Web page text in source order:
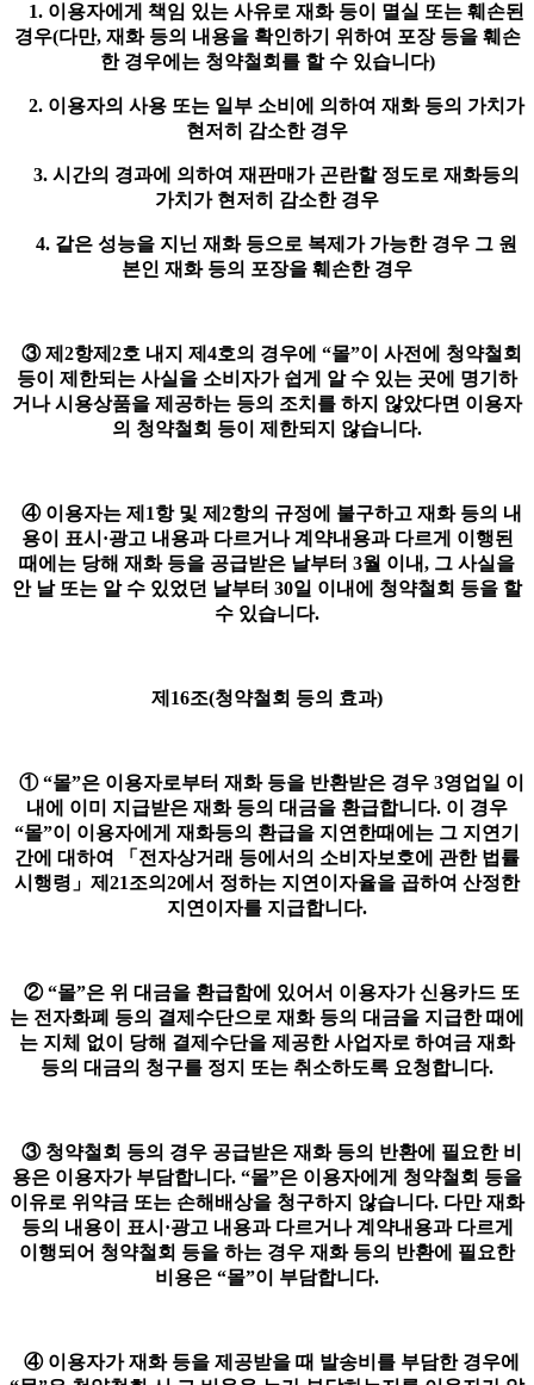
1. 이용자에게 책임 있는 사유로 재화 등이 멸실 또는 훼손된
경우(다만, 재화 등의 내용을 확인하기 위하여 포장 등을 훼손
한 경우에는 청약철회를 할 수 있습니다)
2. 이용자의 사용 또는 일부 소비에 의하여 재화 등의 가치가
현저히 감소한 경우
3. 시간의 경과에 의하여 재판매가 곤란할 정도로 재화등의
가치가 현저히 감소한 경우
4. 같은 성능을 지닌 재화 등으로 복제가 가능한 경우 그 원
본인 재화 등의 포장을 훼손한 경우
③ 제2항제2호 내지 제4호의 경우에 “몰”이 사전에 청약철회
등이 제한되는 사실을 소비자가 쉽게 알 수 있는 곳에 명기하
거나 시용상품을 제공하는 등의 조치를 하지 않았다면 이용자
의 청약철회 등이 제한되지 않습니다.
④ 이용자는 제1항 및 제2항의 규정에 불구하고 재화 등의 내
용이 표시·광고 내용과 다르거나 계약내용과 다르게 이행된
때에는 당해 재화 등을 공급받은 날부터 3월 이내, 그 사실을
안 날 또는 알 수 있었던 날부터 30일 이내에 청약철회 등을 할
수 있습니다.
제16조(청약철회 등의 효과)
① “몰”은 이용자로부터 재화 등을 반환받은 경우 3영업일 이
내에 이미 지급받은 재화 등의 대금을 환급합니다. 이 경우
“몰”이 이용자에게 재화등의 환급을 지연한때에는 그 지연기
간에 대하여 「전자상거래 등에서의 소비자보호에 관한 법률
시행령」제21조의2에서 정하는 지연이자율을 곱하여 산정한
지연이자를 지급합니다.
② “몰”은 위 대금을 환급함에 있어서 이용자가 신용카드 또
는 전자화폐 등의 결제수단으로 재화 등의 대금을 지급한 때에
는 지체 없이 당해 결제수단을 제공한 사업자로 하여금 재화
등의 대금의 청구를 정지 또는 취소하도록 요청합니다.
③ 청약철회 등의 경우 공급받은 재화 등의 반환에 필요한 비
용은 이용자가 부담합니다. “몰”은 이용자에게 청약철회 등을
이유로 위약금 또는 손해배상을 청구하지 않습니다. 다만 재화
등의 내용이 표시·광고 내용과 다르거나 계약내용과 다르게
이행되어 청약철회 등을 하는 경우 재화 등의 반환에 필요한
비용은 “몰”이 부담합니다.
④ 이용자가 재화 등을 제공받을 때 발송비를 부담한 경우에